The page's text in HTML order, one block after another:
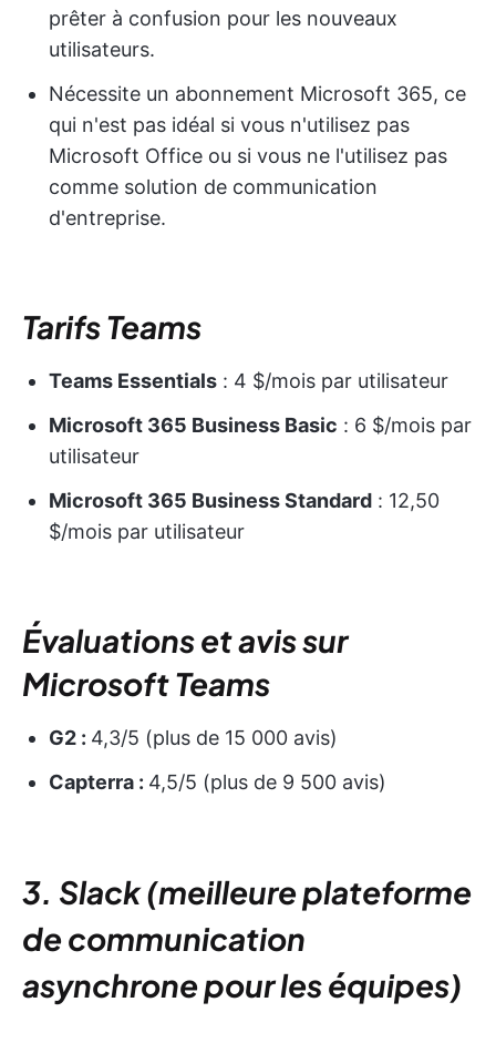
prêter à confusion pour les nouveaux
utilisateurs.
Nécessite un abonnement Microsoft 365, ce
qui n'est pas idéal si vous n'utilisez pas
Microsoft Office ou si vous ne l'utilisez pas
comme solution de communication
d'entreprise.
Tarifs Teams
Teams Essentials : 4 $/mois par utilisateur
Microsoft 365 Business Basic : 6 $/mois par
utilisateur
Microsoft 365 Business Standard : 12,50
$/mois par utilisateur
Évaluations et avis sur
Microsoft Teams
G2 : 4,3/5 (plus de 15 000 avis)
Capterra : 4,5/5 (plus de 9 500 avis)
3. Slack (meilleure plateforme
de communication
asynchrone pour les équipes)